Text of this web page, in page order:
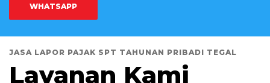
WHATSAPP
JASA LAPOR PAJAK SPT TAHUNAN PRIBADI TEGAL
Layanan Kami